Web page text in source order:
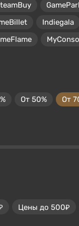
Indiegala
От 50% От
Цены до 500₽